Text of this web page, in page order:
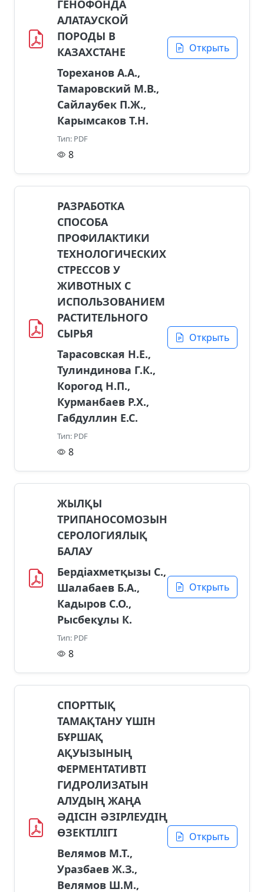
ГЕНОФОНДА
АЛАТАУСКОЙ
ПОРОДЫ В
КАЗАХСТАНЕ
Тореханов А.А.,
Тамаровский М.В.,
Сайлаубек П.Ж.,
Карымсаков Т.Н.
Тип: PDF
8
Открыть
РАЗРАБОТКА
СПОСОБА
ПРОФИЛАКТИКИ
ТЕХНОЛОГИЧЕСКИХ
СТРЕССОВ У
ЖИВОТНЫХ С
ИСПОЛЬЗОВАНИЕМ
РАСТИТЕЛЬНОГО
СЫРЬЯ
Тарасовская Н.Е.,
Тулиндинова Г.К.,
Корогод Н.П.,
Курманбаев Р.Х.,
Габдуллин Е.С.
Тип: PDF
8
Открыть
ЖЫЛҚЫ
ТРИПАНОСОМОЗЫН
СЕРОЛОГИЯЛЫҚ
БАЛАУ
Бердіахметқызы С.,
Шалабаев Б.А.,
Кадыров С.О.,
Рысбекұлы К.
Тип: PDF
8
Открыть
СПОРТТЫҚ
ТАМАҚТАНУ ҮШІН
БҰРШАҚ
АҚУЫЗЫНЫҢ
ФЕРМЕНТАТИВТІ
ГИДРОЛИЗАТЫН
АЛУДЫҢ ЖАҢА
ӘДІСІН ӘЗІРЛЕУДІҢ
ӨЗЕКТІЛІГІ
Велямов М.Т.,
Уразбаев Ж.З.,
Велямов Ш.М.,
Открыть